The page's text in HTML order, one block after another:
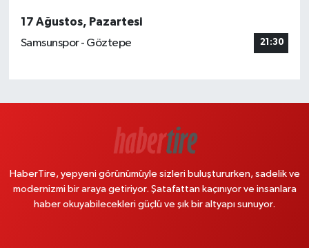
17 Ağustos, Pazartesi
Samsunspor - Göztepe
21:30
HaberTire, yepyeni görünümüyle sizleri buluştururken, sadelik ve
modernizmi bir araya getiriyor. Şatafattan kaçınıyor ve insanlara
haber okuyabilecekleri güçlü ve şık bir altyapı sunuyor.